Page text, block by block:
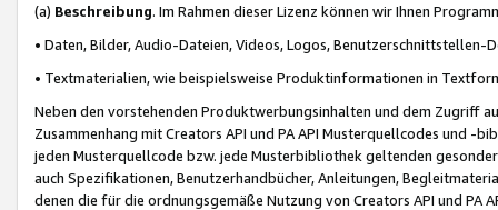
(a) Beschreibung. Im Rahmen dieser Lizenz können wir Ihnen
• Daten, Bilder, Audio-Dateien, Videos, Logos, Benutzerschnittstellen-
• Textmaterialien, wie beispielsweise Produktinformationen in
Neben den vorstehenden Produktwerbungsinhalten und dem Zugriff
Zusammenhang mit Creators API und PA API Musterquellcodes und
jeden Musterquellcode bzw. jede Musterbibliothek geltenden
auch Spezifikationen, Benutzerhandbücher, Anleitungen,
denen die für die ordnungsgemäße Nutzung von Creators API und PA